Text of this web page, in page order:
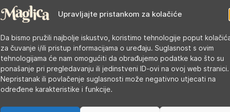
Upravljajte pristankom za kolačiće
Da bismo pružili najbolje iskustvo, koristimo tehnologije poput
za čuvanje i/ili pristup informacijama o uređaju. Suglasnost s ovim
tehnologijama će nam omogućiti da obrađujemo podatke kao što su
ponašanje pri pregledavanju ili jedinstveni ID-ovi na ovoj web stranici.
Nepristanak ili povlačenje suglasnosti može negativno utjecati na
određene karakteristike i funkcije.